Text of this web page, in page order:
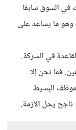
في السوق سابقا
وهو ما يساعد على
في الشركة.
فما نحن إلا
البسيط
ناجح يحل الأزمة.